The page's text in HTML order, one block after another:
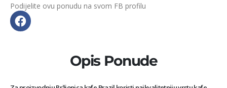
Podijelite ovu ponudu na svom FB profilu
Opis Ponude